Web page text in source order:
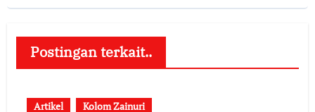
Postingan terkait..
Artikel Kolom Zainuri